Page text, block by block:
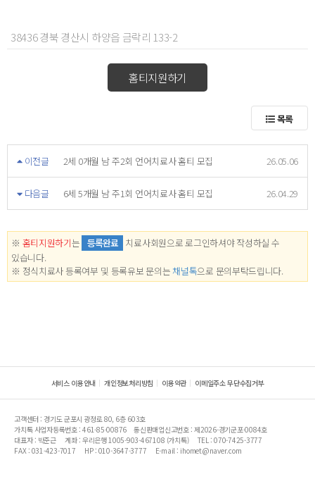
38436 경북 경산시 하양읍 금락리 133-2
홈티지원하기
목록
이전글 2세 0개월 남 주2회 언어치료사 홈티 모집 26.05.06
다음글 6세 5개월 남 주1회 언어치료사 홈티 모집 26.04.29
※ 홈티지원하기는 등록완료 치료사회원으로 로그인하셔야 작성하실 수
있습니다.
※ 정식치료사 등록여부 및 등록유보 문의는 채널톡으로 문의부탁드립니다.
서비스 이용안내 개인정보처리방침 이용약관 이메일주소 무단수집거부
고객센터 : 경기도 군포시 광정로 80, 6층 603호
가치톡 사업자등록번호 : 461-85-00876
통신판매업신고번호 : 제2026-경기군포-0084호
대표자 : 박준근
계좌 : 우리은행 1005-903-467108 (가치톡)
TEL : 070-7425-3777
FAX : 031-423-7017
HP : 010-3647-3777 E-mail : ihomet@naver.com